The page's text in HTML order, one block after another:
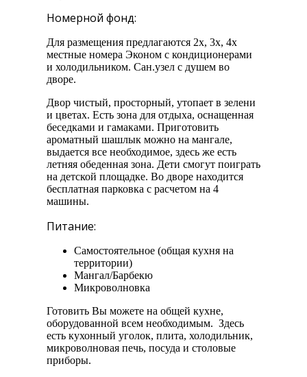
Номерной фонд:
Для размещения предлагаются 2х, 3х, 4х
местные номера Эконом с кондиционерами
и холодильником. Сан.узел с душем во
дворе.
Двор чистый, просторный, утопает в зелени
и цветах. Есть зона для отдыха, оснащенная
беседками и гамаками. Приготовить
ароматный шашлык можно на мангале,
выдается все необходимое, здесь же есть
летняя обеденная зона. Дети смогут поиграть
на детской площадке. Во дворе находится
бесплатная парковка с расчетом на 4
машины.
Питание:
Самостоятельное (общая кухня на
территории)
Мангал/Барбекю
Микроволновка
Готовить Вы можете на общей кухне,
оборудованной всем необходимым. Здесь
есть кухонный уголок, плита, холодильник,
микроволновая печь, посуда и столовые
приборы.